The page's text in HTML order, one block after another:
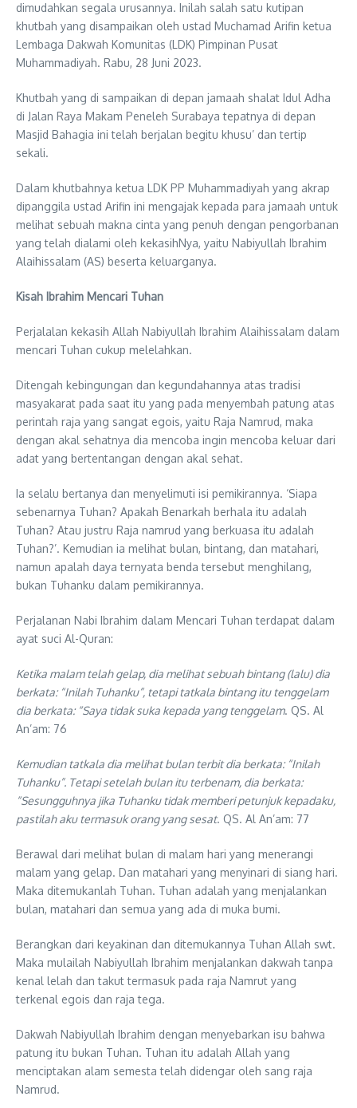
dimudahkan segala urusannya. Inilah salah satu kutipan
khutbah yang disampaikan oleh ustad Muchamad Arifin ketua
Lembaga Dakwah Komunitas (LDK) Pimpinan Pusat
Muhammadiyah. Rabu, 28 Juni 2023.
Khutbah yang di sampaikan di depan jamaah shalat Idul Adha
di Jalan Raya Makam Peneleh Surabaya tepatnya di depan
Masjid Bahagia ini telah berjalan begitu khusu’ dan tertip
sekali.
Dalam khutbahnya ketua LDK PP Muhammadiyah yang akrap
dipanggila ustad Arifin ini mengajak kepada para jamaah untuk
melihat sebuah makna cinta yang penuh dengan pengorbanan
yang telah dialami oleh kekasihNya, yaitu Nabiyullah Ibrahim
Alaihissalam (AS) beserta keluarganya.
Kisah Ibrahim Mencari Tuhan
Perjalalan kekasih Allah Nabiyullah Ibrahim Alaihissalam dalam
mencari Tuhan cukup melelahkan.
Ditengah kebingungan dan kegundahannya atas tradisi
masyakarat pada saat itu yang pada menyembah patung atas
perintah raja yang sangat egois, yaitu Raja Namrud, maka
dengan akal sehatnya dia mencoba ingin mencoba keluar dari
adat yang bertentangan dengan akal sehat.
Ia selalu bertanya dan menyelimuti isi pemikirannya. ‘Siapa
sebenarnya Tuhan? Apakah Benarkah berhala itu adalah
Tuhan? Atau justru Raja namrud yang berkuasa itu adalah
Tuhan?’. Kemudian ia melihat bulan, bintang, dan matahari,
namun apalah daya ternyata benda tersebut menghilang,
bukan Tuhanku dalam pemikirannya.
Perjalanan Nabi Ibrahim dalam Mencari Tuhan terdapat dalam
ayat suci Al-Quran:
Ketika malam telah gelap, dia melihat sebuah bintang (lalu) dia
berkata: “Inilah Tuhanku”, tetapi tatkala bintang itu tenggelam
dia berkata: “Saya tidak suka kepada yang tenggelam. QS. Al
An’am: 76
Kemudian tatkala dia melihat bulan terbit dia berkata: “Inilah
Tuhanku”. Tetapi setelah bulan itu terbenam, dia berkata:
“Sesungguhnya jika Tuhanku tidak memberi petunjuk kepadaku,
pastilah aku termasuk orang yang sesat. QS. Al An’am: 77
Berawal dari melihat bulan di malam hari yang menerangi
malam yang gelap. Dan matahari yang menyinari di siang hari.
Maka ditemukanlah Tuhan. Tuhan adalah yang menjalankan
bulan, matahari dan semua yang ada di muka bumi.
Berangkan dari keyakinan dan ditemukannya Tuhan Allah swt.
Maka mulailah Nabiyullah Ibrahim menjalankan dakwah tanpa
kenal lelah dan takut termasuk pada raja Namrut yang
terkenal egois dan raja tega.
Dakwah Nabiyullah Ibrahim dengan menyebarkan isu bahwa
patung itu bukan Tuhan. Tuhan itu adalah Allah yang
menciptakan alam semesta telah didengar oleh sang raja
Namrud.